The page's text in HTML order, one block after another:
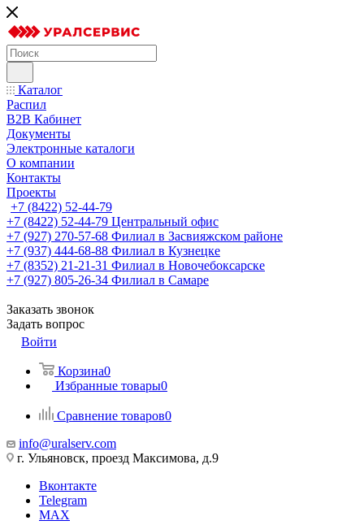
Каталог
Распил
B2B Кабинет
Документы
Электронные каталоги
О компании
Контакты
Проекты
+7 (8422) 52-44-79
+7 (8422) 52-44-79 Центральный офис
+7 (927) 270-57-68 Филиал в Засвияжском районе
+7 (937) 444-68-88 Филиал в Кузнецке
+7 (8352) 21-21-31 Филиал в Новочебоксарске
+7 (927) 805-26-34 Филиал в Самаре
Заказать звонок
Задать вопрос
Войти
Корзина0
Избранные товары0
Сравнение товаров0
info@uralserv.com
г. Ульяновск, проезд Максимова, д.9
Вконтакте
Telegram
MAX